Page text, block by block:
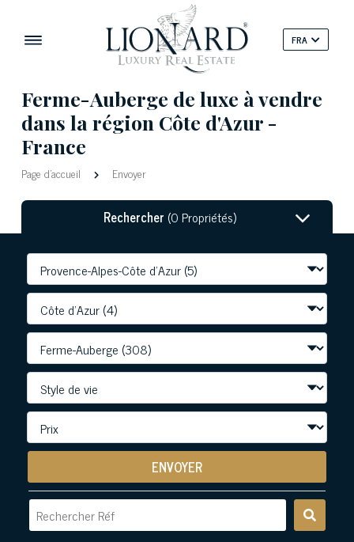
FRA
Ferme-Auberge de luxe à vendre
dans la région Côte d'Azur -
France
Page d'accueil Envoyer
Rechercher (0 Propriétés)
ENVOYER